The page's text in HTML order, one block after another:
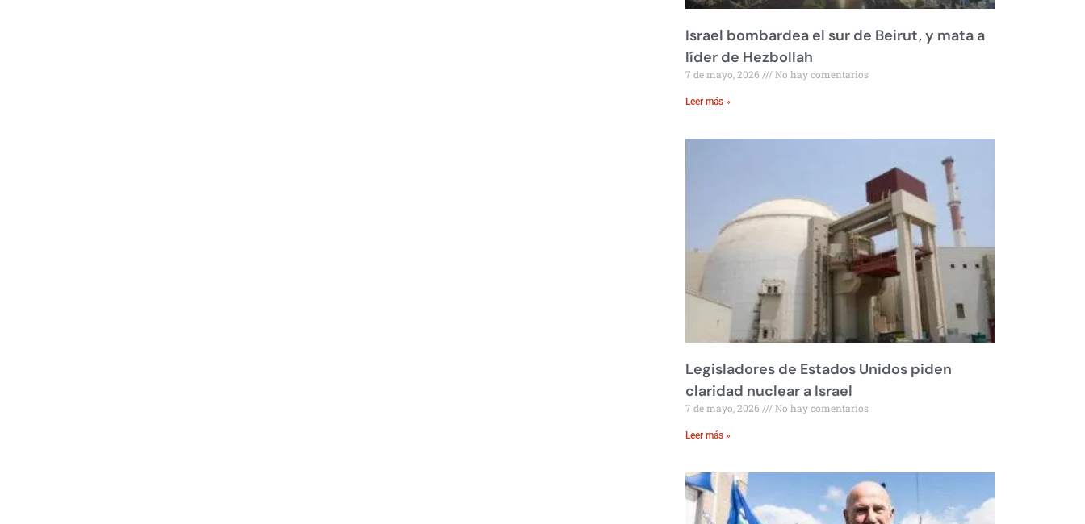
Israel bombardea el sur de Beirut, y mata a
líder de Hezbollah
7 de mayo, 2026 No hay comentarios
Leer más »
Legisladores de Estados Unidos piden
claridad nuclear a Israel
7 de mayo, 2026 No hay comentarios
Leer más »